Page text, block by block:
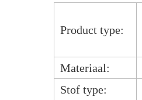
Product type:
Materiaal:
Stof type: